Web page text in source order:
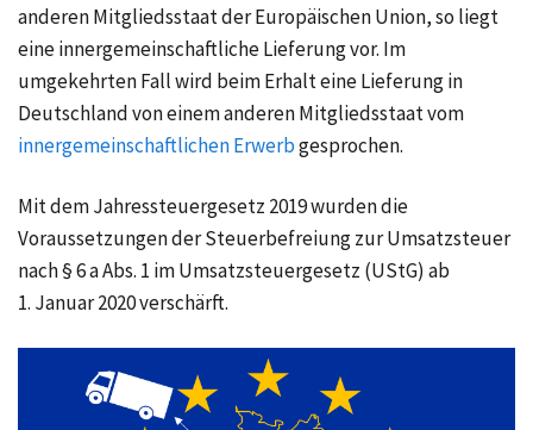
anderen Mitgliedsstaat der Europäischen Union, so liegt
eine innergemeinschaftliche Lieferung vor. Im
umgekehrten Fall wird beim Erhalt eine Lieferung in
Deutschland von einem anderen Mitgliedsstaat vom
innergemeinschaftlichen Erwerbgesprochen.
Mit dem Jahressteuergesetz 2019 wurden die
Voraussetzungen der Steuerbefreiung zurUmsatzsteuer
nach§ 6 a Abs. 1 im Umsatzsteuergesetz (UStG) ab
1. Januar 2020verschärft.